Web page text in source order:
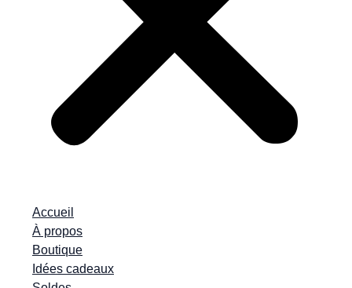
Accueil
À propos
Boutique
Idées cadeaux